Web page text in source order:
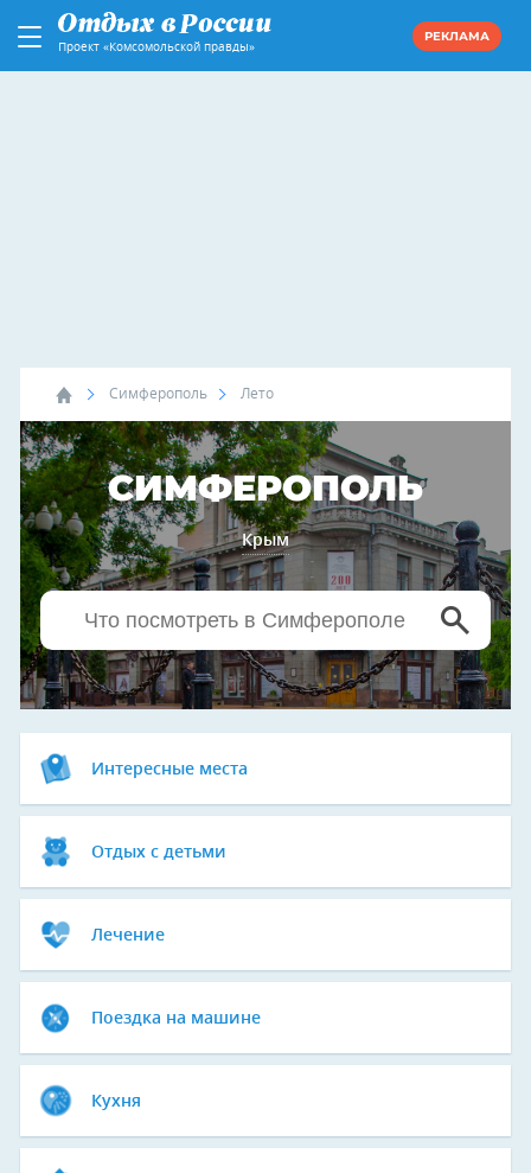
Проект «Комсомольской правды»
РЕКЛАМА
Симферополь Лето
СИМФЕРОПОЛЬ
Крым
Интересные места
Отдых с детьми
Лечение
Поездка на машине
Кухня